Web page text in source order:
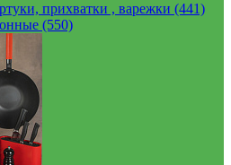
прихватки , варежки (441)
(550)